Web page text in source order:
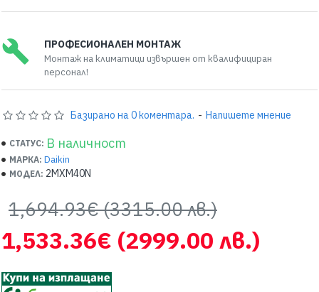
Базирано на 0 коментара. - Напишете мнение
1,533.36€ (2999.00 лв.)
1,694.93€(3315.00 лв.)
СТАТУС: В наличност
МАРКА: Daikin
МОДЕЛ: 2MXM40N
ПРОФЕСИОНАЛЕН МОНТАЖ
Монтаж на климатици извършен от квалифициран
персонал!